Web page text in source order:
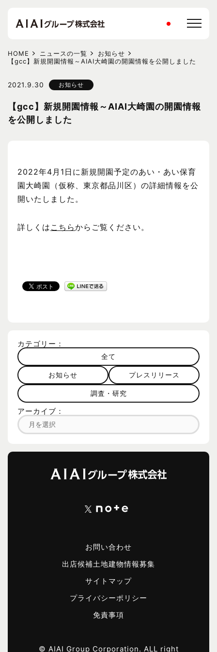
HOME ニュースの一覧
お知らせ
【gcc】新規開園情報～AIAI大崎園の開園情報を公開しました
2021.9.30 お知らせ
【gcc】新規開園情報～AIAI大崎園の開園情報
を公開しました
2022年4月1日に新規開園予定のあい・あい保育
園大崎園（仮称、東京都品川区）の詳細情報を公
開いたしました。
詳しくは こちらからご覧ください。
カテゴリー：
全て
お知らせ プレスリリース
調査・研究
アーカイブ：
お問い合わせ
出店候補土地建物情報募集
サイトマップ
プライバシーポリシー
免責事項
© AIAI Group Corporation. ALL right